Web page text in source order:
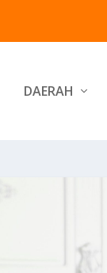
DAERAH